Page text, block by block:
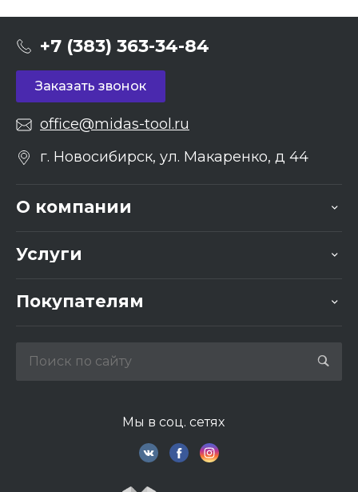
+7 (383) 363-34-84
Заказать звонок
office@midas-tool.ru
г. Новосибирск, ул. Макаренко, д 44
О компании
Услуги
Покупателям
Мы в соц. сетях